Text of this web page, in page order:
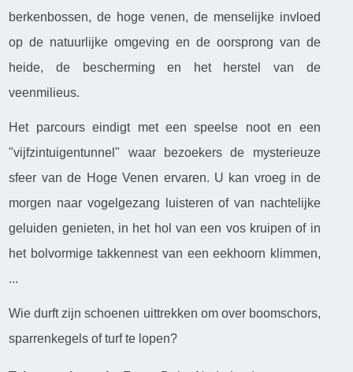
berkenbossen, de hoge venen, de menselijke invloed
op de natuurlijke omgeving en de oorsprong van de
heide, de bescherming en het herstel van de
veenmilieus.
Het parcours eindigt met een speelse noot en een
"vijfzintuigentunnel" waar bezoekers de mysterieuze
sfeer van de Hoge Venen ervaren. U kan vroeg in de
morgen naar vogelgezang luisteren of van nachtelijke
geluiden genieten, in het hol van een vos kruipen of in
het bolvormige takkennest van een eekhoorn klimmen,
...
Wie durft zijn schoenen uittrekken om over boomschors,
sparrenkegels of turf te lopen?